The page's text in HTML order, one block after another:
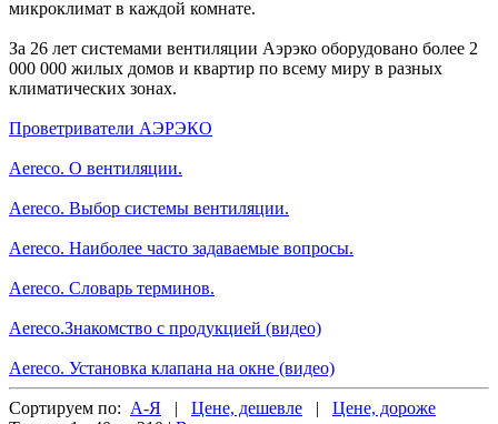
микроклимат в каждой комнате.
За 26 лет системами вентиляции Аэрэко оборудовано более 2
000 000 жилых домов и квартир по всему миру в разных
климатических зонах.
Проветриватели АЭРЭКО
Aereco. О вентиляции.
Aereco. Выбор системы вентиляции.
Aereco. Наиболее часто задаваемые вопросы.
Aereco. Словарь терминов.
Aereco.Знакомство с продукцией (видео)
Aereco. Установка клапана на окне (видео)
Сортируем по: А-Я | Цене, дешевле | Цене, дороже